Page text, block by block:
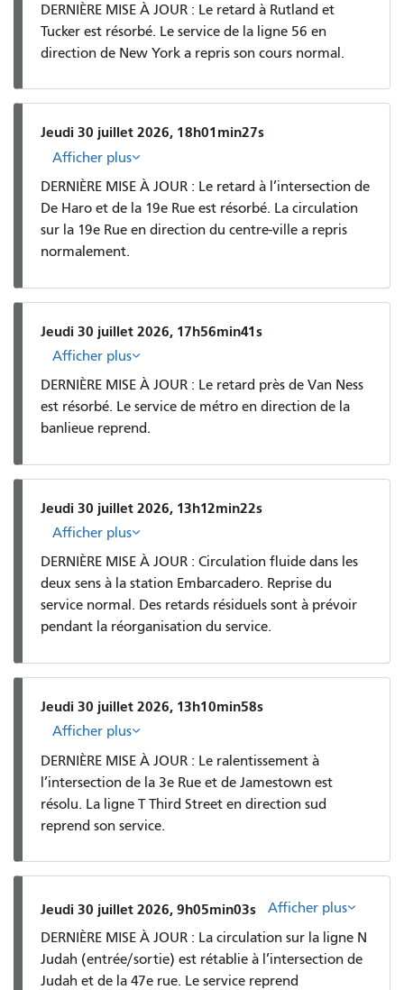
DERNIÈRE MISE À JOUR : Le retard à Rutland et
Tucker est résorbé. Le service de la ligne 56 en
direction de New York a repris son cours normal.
Jeudi 30 juillet 2026, 18h01min27s
Afficher plus
DERNIÈRE MISE À JOUR : Le retard à l’intersection de
De Haro et de la 19e Rue est résorbé. La circulation
sur la 19e Rue en direction du centre-ville a repris
normalement.
Jeudi 30 juillet 2026, 17h56min41s
Afficher plus
DERNIÈRE MISE À JOUR : Le retard près de Van Ness
est résorbé. Le service de métro en direction de la
banlieue reprend.
Jeudi 30 juillet 2026, 13h12min22s
Afficher plus
DERNIÈRE MISE À JOUR : Circulation fluide dans les
deux sens à la station Embarcadero. Reprise du
service normal. Des retards résiduels sont à prévoir
pendant la réorganisation du service.
Jeudi 30 juillet 2026, 13h10min58s
Afficher plus
DERNIÈRE MISE À JOUR : Le ralentissement à
l’intersection de la 3e Rue et de Jamestown est
résolu. La ligne T Third Street en direction sud
reprend son service.
Jeudi 30 juillet 2026, 9h05min03s
Afficher plus
DERNIÈRE MISE À JOUR : La circulation sur la ligne N
Judah (entrée/sortie) est rétablie à l’intersection de
Judah et de la 47e rue. Le service reprend